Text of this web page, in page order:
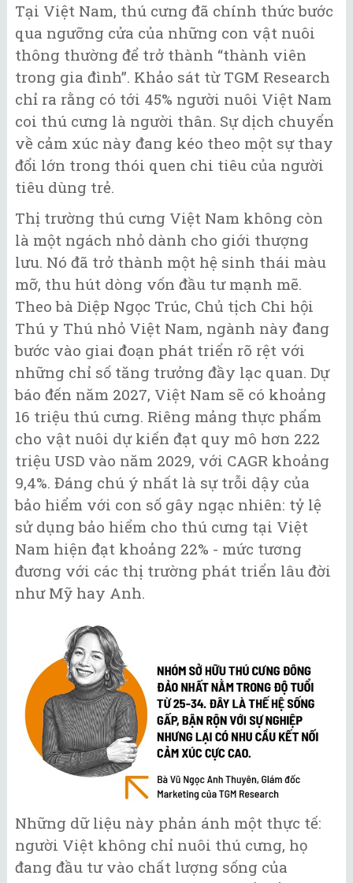
Tại Việt Nam, thú cưng đã chính thức bước
qua ngưỡng cửa của những con vật nuôi
thông thường để trở thành “thành viên
trong gia đình”. Khảo sát từ TGM Research
chỉ ra rằng có tới 45% người nuôi Việt Nam
coi thú cưng là người thân. Sự dịch chuyển
về cảm xúc này đang kéo theo một sự thay
đổi lớn trong thói quen chi tiêu của người
tiêu dùng trẻ.
Thị trường thú cưng Việt Nam không còn
là một ngách nhỏ dành cho giới thượng
lưu. Nó đã trở thành một hệ sinh thái màu
mỡ, thu hút dòng vốn đầu tư mạnh mẽ.
Theo bà Diệp Ngọc Trúc, Chủ tịch Chi hội
Thú y Thú nhỏ Việt Nam, ngành này đang
bước vào giai đoạn phát triển rõ rệt với
những chỉ số tăng trưởng đầy lạc quan. Dự
báo đến năm 2027, Việt Nam sẽ có khoảng
16 triệu thú cưng. Riêng mảng thực phẩm
cho vật nuôi dự kiến đạt quy mô hơn 222
triệu USD vào năm 2029, với CAGR khoảng
9,4%. Đáng chú ý nhất là sự trỗi dậy của
bảo hiểm với con số gây ngạc nhiên: tỷ lệ
sử dụng bảo hiểm cho thú cưng tại Việt
Nam hiện đạt khoảng 22% - mức tương
đương với các thị trường phát triển lâu đời
như Mỹ hay Anh.
Những dữ liệu này phản ánh một thực tế:
người Việt không chỉ nuôi thú cưng, họ
đang đầu tư vào chất lượng sống của